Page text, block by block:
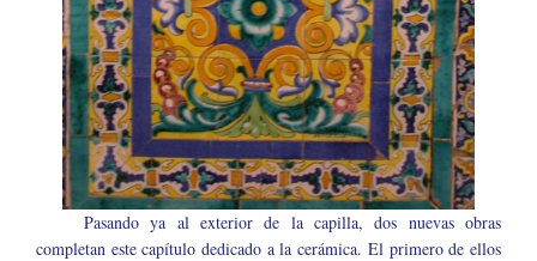
Pasando ya al exterior de la capilla, dos nuevas obras
completan este capítulo dedicado a la cerámica. El primero de ellos